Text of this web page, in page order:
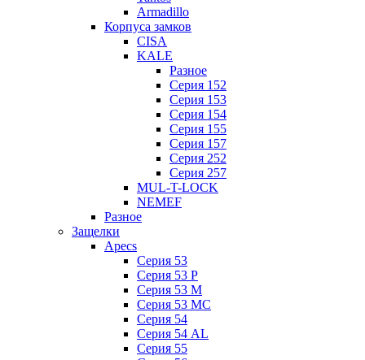
Armadillo
Корпуса замков
CISA
KALE
Разное
Серия 152
Серия 153
Серия 154
Серия 155
Серия 157
Серия 252
Серия 257
MUL-T-LOCK
NEMEF
Разное
Защелки
Apecs
Серия 53
Серия 53 P
Серия 53 М
Серия 53 МC
Серия 54
Серия 54 AL
Серия 55